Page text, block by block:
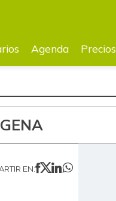
Videos
Agenda Precios
EN: